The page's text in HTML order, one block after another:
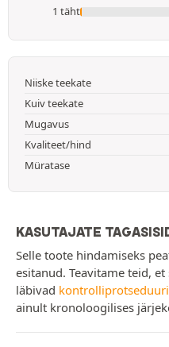
1 täht
Niiske teekate
Kuiv teekate
Mugavus
Kvaliteet/hind
Müratase
KASUTAJATE
Selle toote hindamiseks
esitanud. Teavitame teid,
läbivad kontrolliprotseduuri
ainult kronoloogilises